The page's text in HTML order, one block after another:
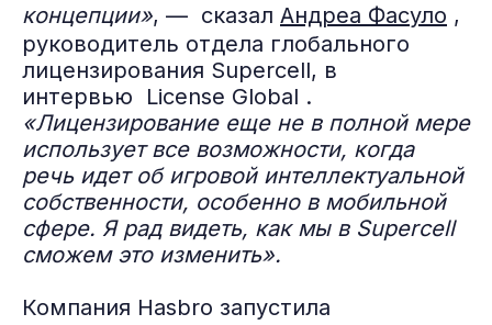
концепции», — сказал Андреа Фасуло ,
руководитель отдела глобального
лицензирования Supercell, в
интервью License Global .
«Лицензирование еще не в полной мере
использует все возможности, когда
речь идет об игровой интеллектуальной
собственности, особенно в мобильной
сфере. Я рад видеть, как мы в Supercell
сможем это изменить».
Компания Hasbro запустила